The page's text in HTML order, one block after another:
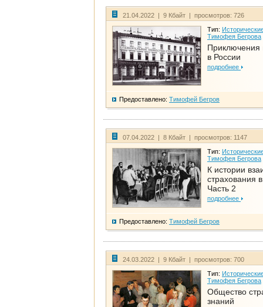
21.04.2022 | 9 Кбайт | просмотров: 726
Тип:
Тимофея Бегрова
Приключения
в России
подробнее
Предоставлено: Тимофей Бегров
07.04.2022 | 8 Кбайт | просмотров: 1147
Тип:
Тимофея Бегрова
К истории
страхования
Часть 2
подробнее
Предоставлено: Тимофей Бегров
24.03.2022 | 9 Кбайт | просмотров: 700
Тип:
Тимофея Бегрова
Общество
знаний